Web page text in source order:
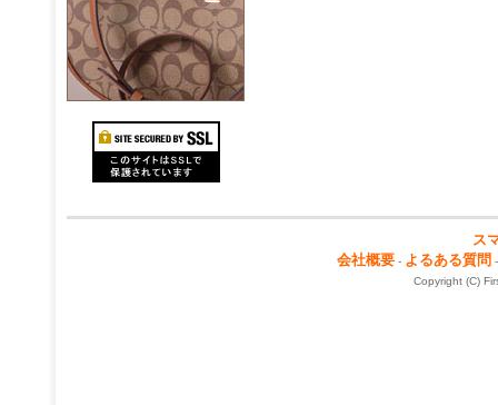
ス
会社概要 - よるある質問
Copyright (C)